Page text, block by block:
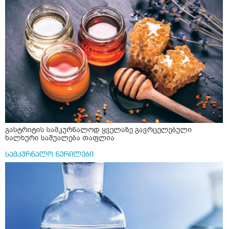
მოვამზადო უსაფრთხოდ. 2) მეორე ვარიანტი
მაინტერესებს რძესთან ერთად მიღება: რძეში ჩავყარო
ერთი სუფრის კოვზის მეოთხედი ფხვნილი კურკუმა და
ჩავყარო ცოტა შავი პილპილი და ავადუღო თუ ჯერ რძე
ავადუღო, ცოტა გათბეს და მერე ჩავყარო კურკუმა? და
საღამოს ვახშამზე რომ მივიღო თუ შეიძლება? P.S მიზანი
არის ანთების საწინააღმდეგო,ანტიოქსიდანტური და
დამამშვიდებელი( მშვიდი ძილისთვის)
არვიხი როგორ მოვიქცე რა გავაკეთო ასევე დამეწყო
შიშები უაზროდ შფოთვა რომ ვეღარ გავალ გაერთ
საერთო ან რაომე მსგავსი როგორ მოვიქხე გავხდი
ძალაინ მგრძნობიარე ყველაფერზე მეტირება ( ვინმერ
რომ ჩხუბობს ცუდად ვხდები შიშები მეწყება ეგრევე (
ასევე მაქვს დანგრეული ოჯახი 7 თვეა 5წლიანი
ქორწინება დასრულებული იყო ღალატი პატიებები
მანიპულაციები რომ თავს მოიკლავდა თუ წამოვიდოდი
მისგან ეს ტოქსიკური ურთიერთობა დავასრულე ეხლა
ისებ ასე ვარ თავბრუხვევებით და როგორ მოვიქცეე
არვიცი ბოდიში ცოყა არულად მიწერია
გასტრიტის სამკურნალოდ ყველაზე გავრცელებული
ხალხური საშუალება თაფლია
სამკურნალო წერილები